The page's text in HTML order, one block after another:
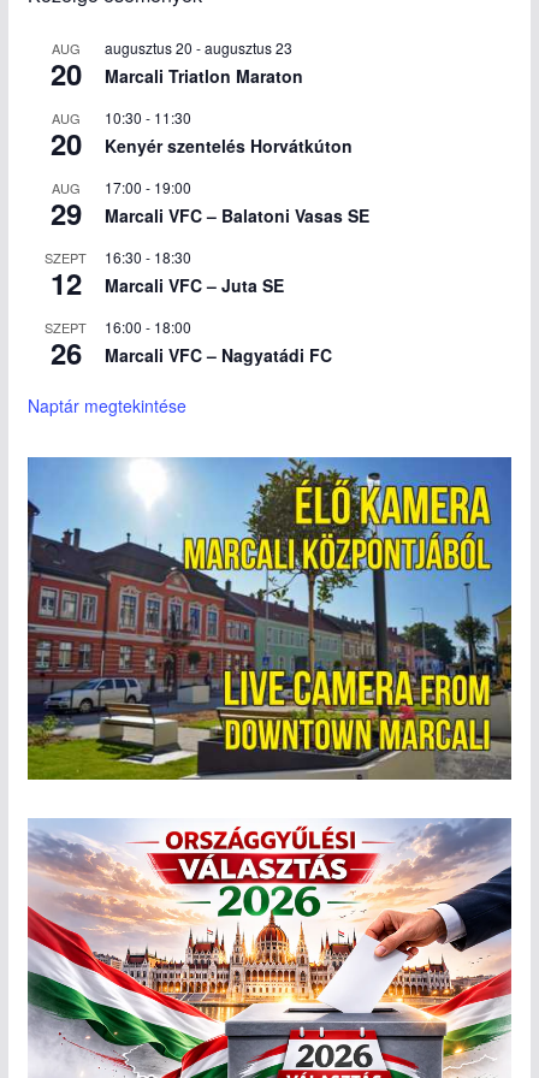
AUG
20
augusztus 20 -augusztus 23
Marcali Triatlon Maraton
AUG
20
10:30 - 11:30
Kenyér szentelés Horvátkúton
AUG
29
17:00 - 19:00
Marcali VFC – Balatoni Vasas SE
SZEPT
12
16:30 - 18:30
Marcali VFC – Juta SE
SZEPT
26
16:00 - 18:00
Marcali VFC – Nagyatádi FC
Naptár megtekintése